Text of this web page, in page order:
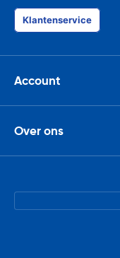
Klantenservice
Account
Over ons